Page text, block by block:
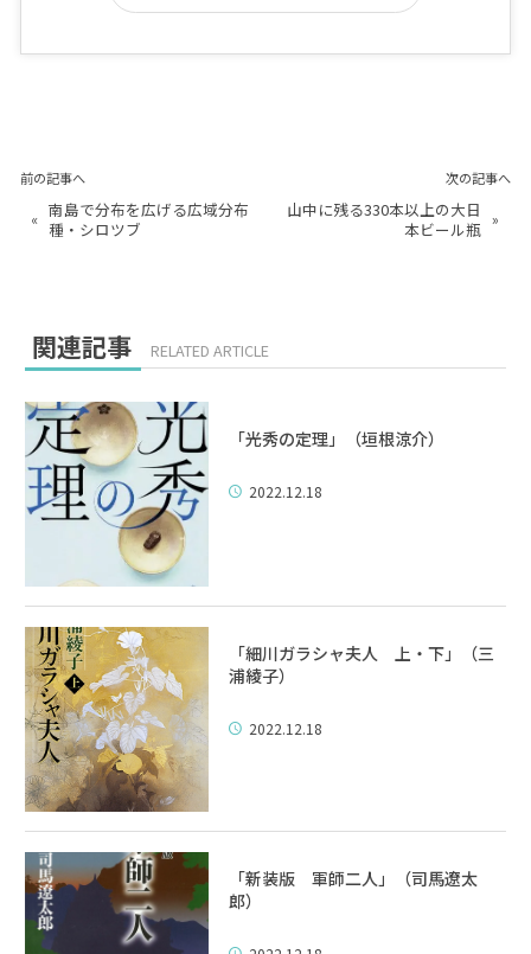
前の記事へ
« 南島で分布を広げる広域分布
種・シロツブ
次の記事へ
山中に残る330本以上の大日
本ビール瓶 »
関連記事 RELATED ARTICLE
「光秀の定理」（垣根涼介）
2022.12.18
「細川ガラシャ夫人 上・下」（三
浦綾子）
2022.12.18
「新装版 軍師二人」（司馬遼太
郎）